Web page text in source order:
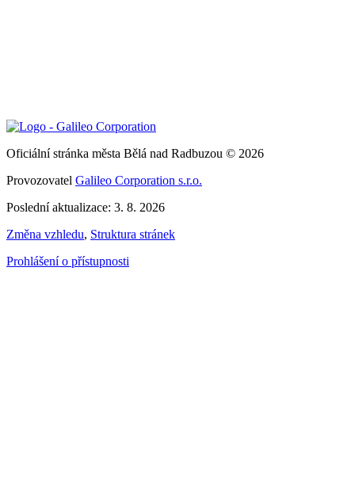
Oficiální stránka města Bělá nad Radbuzou © 2026
Provozovatel Galileo Corporation s.r.o.
Poslední aktualizace: 3. 8. 2026
Změna vzhledu, Struktura stránek
Prohlášení o přístupnosti